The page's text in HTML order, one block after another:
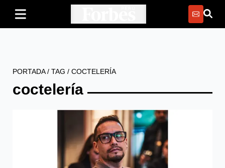
PORTADA/ TAG / COCTELERÍA
coctelería